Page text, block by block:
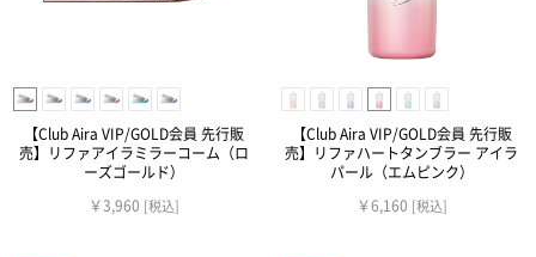
【Club Aira VIP/GOLD会員 先行販
売】リファアイラミラーコーム（ロ
ーズゴールド）
￥3,960 [税込]
【Club Aira VIP/GOLD会員 先行販
売】リファハートタンブラー アイラ
パール（エムピンク）
￥6,160 [税込]